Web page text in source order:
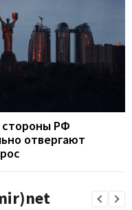
стороны РФ
отвергают